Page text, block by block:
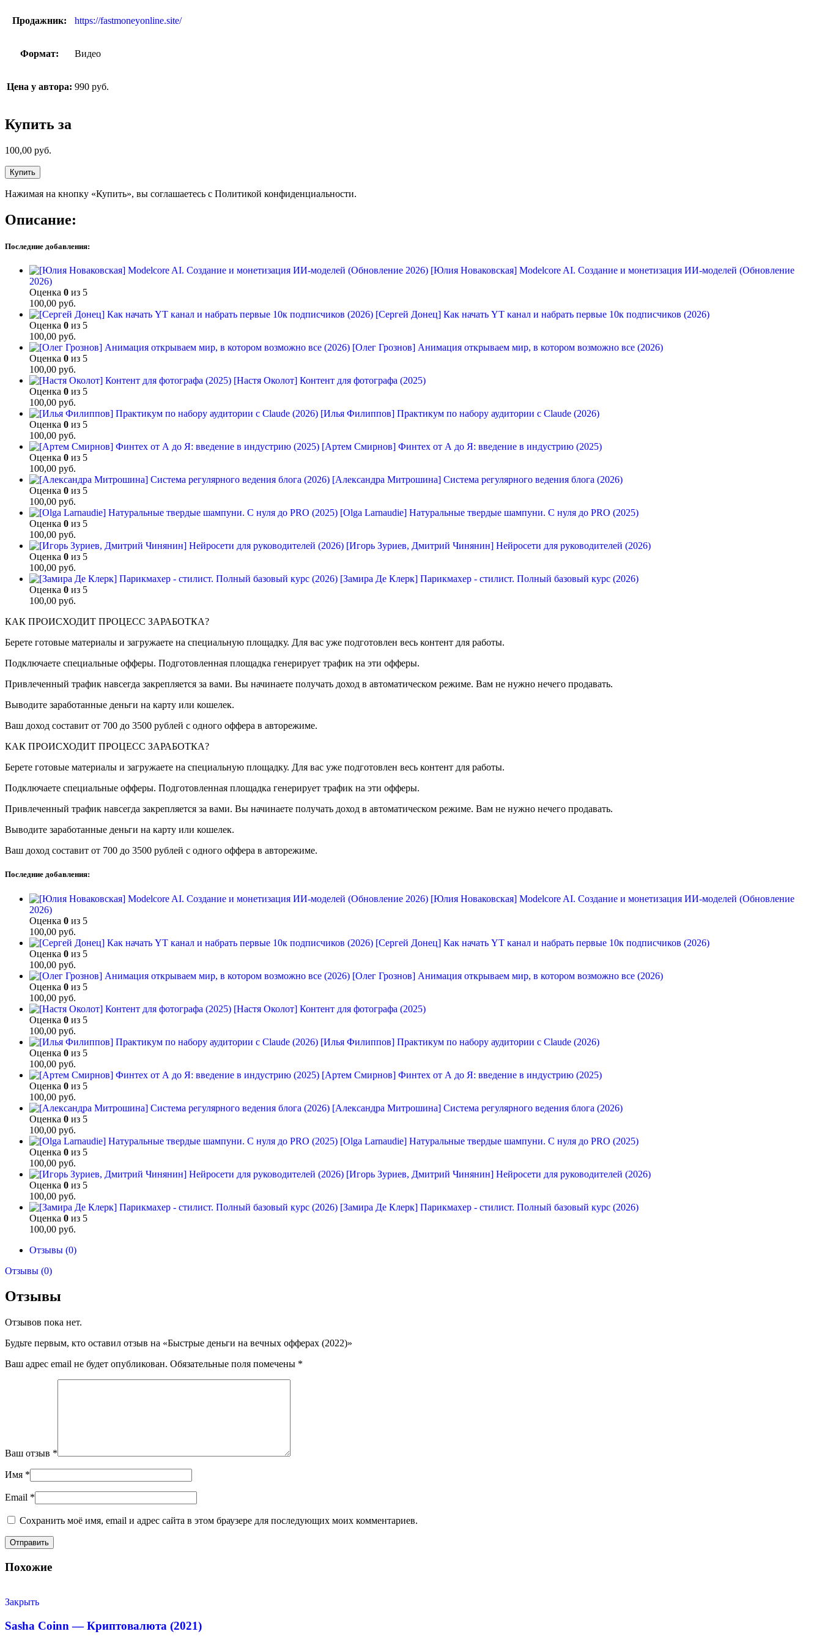
Продажник: https://fastmoneyonline.site/
Формат: Видео
Цена у автора: 990 руб.
Купить за
100,00 руб.
Купить
Нажимая на кнопку «Купить», вы соглашаетесь с Политикой конфиденциальности.
Описание:
Последние добавления:
[Юлия Новаковская] Modelcore AI. Создание и монетизация ИИ-моделей (Обновление
2026)
Оценка 0 из 5
100,00 руб.
[Сергей Донец] Как начать YT канал и набрать первые 10к подписчиков (2026)
Оценка 0 из 5
100,00 руб.
[Олег Грознов] Анимация открываем мир, в котором возможно все (2026)
Оценка 0 из 5
100,00 руб.
[Настя Околот] Контент для фотографа (2025)
Оценка 0 из 5
100,00 руб.
[Илья Филиппов] Практикум по набору аудитории с Claude (2026)
Оценка 0 из 5
100,00 руб.
[Артем Смирнов] Финтех от А до Я: введение в индустрию (2025)
Оценка 0 из 5
100,00 руб.
[Александра Митрошина] Система регулярного ведения блога (2026)
Оценка 0 из 5
100,00 руб.
[Olga Larnaudie] Натуральные твердые шампуни. С нуля до PRO (2025)
Оценка 0 из 5
100,00 руб.
[Игорь Зуриев, Дмитрий Чинянин] Нейросети для руководителей (2026)
Оценка 0 из 5
100,00 руб.
[Замира Де Клерк] Парикмахер - стилист. Полный базовый курс (2026)
Оценка 0 из 5
100,00 руб.
КАК ПРОИСХОДИТ ПРОЦЕСС ЗАРАБОТКА?
Берете готовые материалы и загружаете на специальную площадку. Для вас уже подготовлен весь контент для работы.
Подключаете специальные офферы. Подготовленная площадка генерирует трафик на эти офферы.
Привлеченный трафик навсегда закрепляется за вами. Вы начинаете получать доход в автоматическом режиме. Вам не нужно нечего продавать.
Выводите заработанные деньги на карту или кошелек.
Ваш доход составит от 700 до 3500 рублей с одного оффера в авторежиме.
КАК ПРОИСХОДИТ ПРОЦЕСС ЗАРАБОТКА?
Берете готовые материалы и загружаете на специальную площадку. Для вас уже подготовлен весь контент для работы.
Подключаете специальные офферы. Подготовленная площадка генерирует трафик на эти офферы.
Привлеченный трафик навсегда закрепляется за вами. Вы начинаете получать доход в автоматическом режиме. Вам не нужно нечего продавать.
Выводите заработанные деньги на карту или кошелек.
Ваш доход составит от 700 до 3500 рублей с одного оффера в авторежиме.
Последние добавления:
[Юлия Новаковская] Modelcore AI. Создание и монетизация ИИ-моделей (Обновление
2026)
Оценка 0 из 5
100,00 руб.
[Сергей Донец] Как начать YT канал и набрать первые 10к подписчиков (2026)
Оценка 0 из 5
100,00 руб.
[Олег Грознов] Анимация открываем мир, в котором возможно все (2026)
Оценка 0 из 5
100,00 руб.
[Настя Околот] Контент для фотографа (2025)
Оценка 0 из 5
100,00 руб.
[Илья Филиппов] Практикум по набору аудитории с Claude (2026)
Оценка 0 из 5
100,00 руб.
[Артем Смирнов] Финтех от А до Я: введение в индустрию (2025)
Оценка 0 из 5
100,00 руб.
[Александра Митрошина] Система регулярного ведения блога (2026)
Оценка 0 из 5
100,00 руб.
[Olga Larnaudie] Натуральные твердые шампуни. С нуля до PRO (2025)
Оценка 0 из 5
100,00 руб.
[Игорь Зуриев, Дмитрий Чинянин] Нейросети для руководителей (2026)
Оценка 0 из 5
100,00 руб.
[Замира Де Клерк] Парикмахер - стилист. Полный базовый курс (2026)
Оценка 0 из 5
100,00 руб.
Отзывы (0)
Отзывы (0)
Отзывы
Отзывов пока нет.
Будьте первым, кто оставил отзыв на «Быстрые деньги на вечных офферах (2022)»
Ваш адрес email не будет опубликован. Обязательные поля помечены *
Ваш отзыв *
Имя *
Email *
Сохранить моё имя, email и адрес сайта в этом браузере для последующих моих комментариев.
Похожие
Закрыть
Sasha Coinn — Криптовалюта (2021)